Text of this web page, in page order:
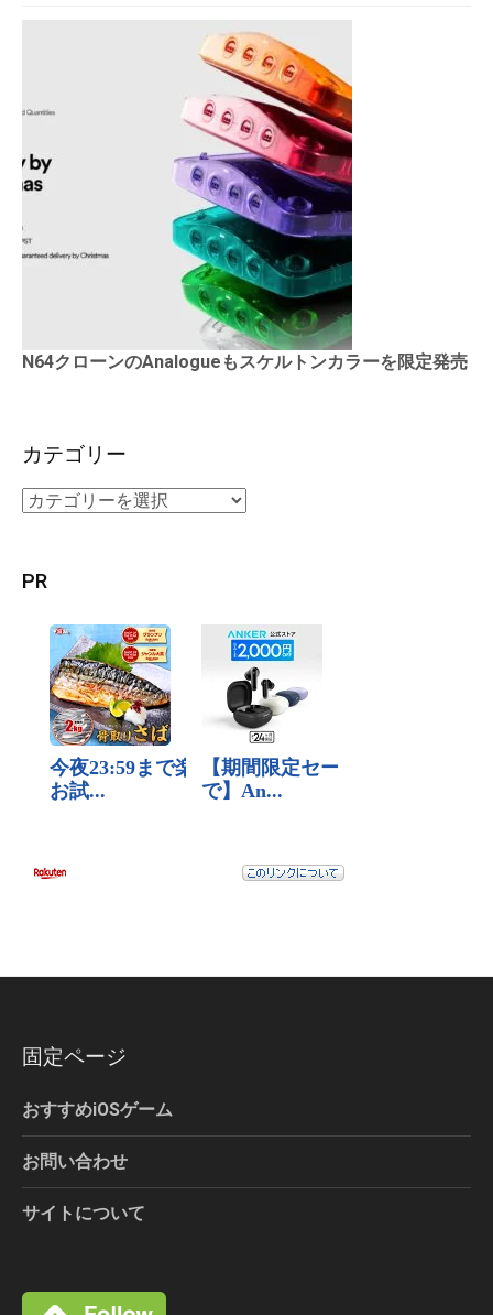
N64クローンのAnalogueもスケルトンカラーを限定発売
カテゴリー
PR
固定ページ
おすすめiOSゲーム
お問い合わせ
サイトについて